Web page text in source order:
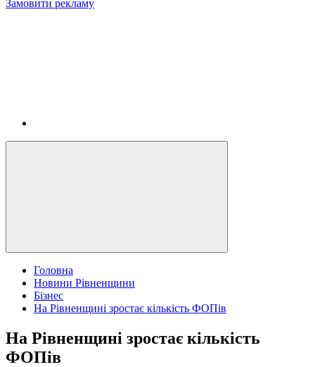
Замовити рекламу
Головна
Новини Рівненщини
Бізнес
На Рівненщині зростає кількість ФОПів
На Рівненщині зростає кількість
ФОПів